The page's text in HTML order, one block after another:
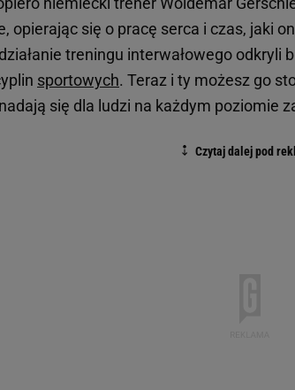
opierając się o pracę serca i czas, jaki
treningu interwałowego odkryli
sportowych. Teraz i ty możesz go
się dla ludzi na każdym poziomie